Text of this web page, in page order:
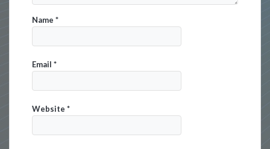
Name*
Email*
Website*